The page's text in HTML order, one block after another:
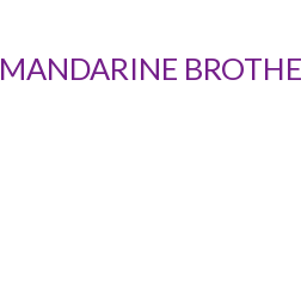
MANDARINE